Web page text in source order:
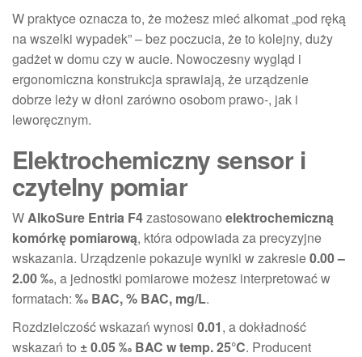
W praktyce oznacza to, że możesz mieć alkomat „pod ręką
na wszelki wypadek” – bez poczucia, że to kolejny, duży
gadżet w domu czy w aucie. Nowoczesny wygląd i
ergonomiczna konstrukcja sprawiają, że urządzenie
dobrze leży w dłoni zarówno osobom prawo-, jak i
leworęcznym.
Elektrochemiczny sensor i
czytelny pomiar
WAlkoSure Entria F4zastosowano elektrochemiczną
komórkę pomiarową, która odpowiada za precyzyjne
wskazania. Urządzenie pokazuje wyniki w zakresie0.00 –
2.00 ‰, a jednostki pomiarowe możesz interpretować w
formatach: ‰ BAC, % BAC, mg/L.
Rozdzielczość wskazań wynosi 0.01, a dokładność
wskazań to ± 0.05 ‰ BAC w temp. 25°C. Producent